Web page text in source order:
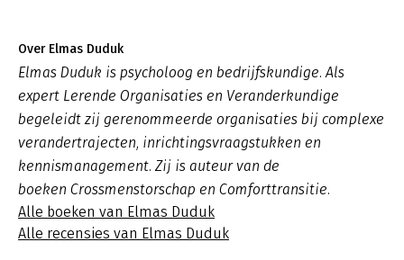
Over Elmas Duduk
Elmas Duduk is psycholoog en bedrijfskundige. Als
expert Lerende Organisaties en Veranderkundige
begeleidt zij gerenommeerde organisaties bij complexe
verandertrajecten, inrichtingsvraagstukken en
kennismanagement. Zij is auteur van de
boeken Crossmenstorschap en Comforttransitie.
Alle boeken van Elmas Duduk
Alle recensies van Elmas Duduk